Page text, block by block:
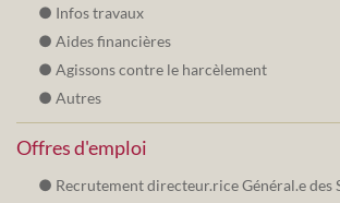
Infos travaux
Aides financières
Agissons contre le harcèlement
Autres
Offres d'emploi
Recrutement directeur.rice Général.e des